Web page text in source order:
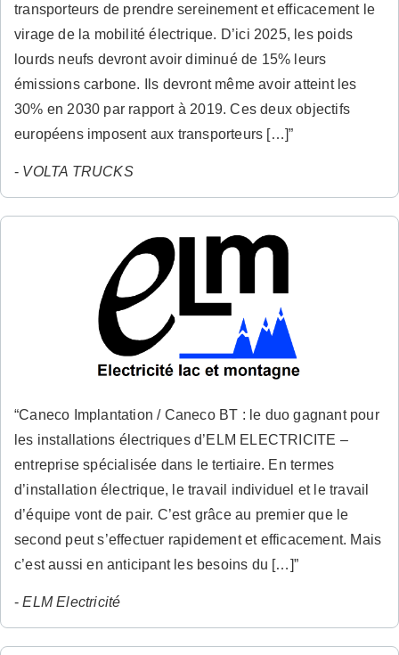
transporteurs de prendre sereinement et efficacement le
virage de la mobilité électrique. D’ici 2025, les poids
lourds neufs devront avoir diminué de 15% leurs
émissions carbone. Ils devront même avoir atteint les
30% en 2030 par rapport à 2019. Ces deux objectifs
européens imposent aux transporteurs […]”
- VOLTA TRUCKS
“Caneco Implantation / Caneco BT : le duo gagnant pour
les installations électriques d’ELM ELECTRICITE –
entreprise spécialisée dans le tertiaire. En termes
d’installation électrique, le travail individuel et le travail
d’équipe vont de pair. C’est grâce au premier que le
second peut s’effectuer rapidement et efficacement. Mais
c’est aussi en anticipant les besoins du […]”
-ELM Electricité